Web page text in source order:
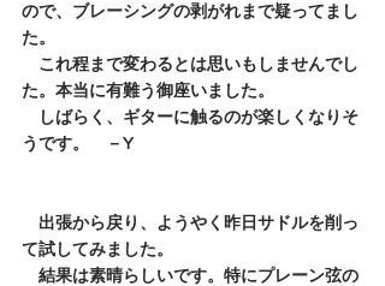
ので、ブレーシングの剥がれまで疑ってまし
た。
これ程まで変わるとは思いもしませんでし
た。本当に有難う御座いました。
しばらく、ギターに触るのが楽しくなりそ
うです。　－Y
出張から戻り、ようやく昨日サドルを削っ
て試してみました。
結果は素晴らしいです。特にプレーン弦の